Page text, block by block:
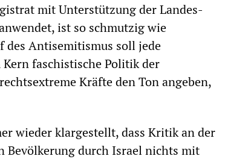
mit Unterstützung der Landes-
ist so schmutzig wie
des Antisemitismus soll jede
faschistische Politik der
Kräfte den Ton angeben,
wieder klargestellt, dass Kritik an der
Bevölkerung durch Israel nichts mit